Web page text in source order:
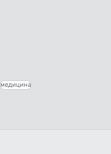
медицина